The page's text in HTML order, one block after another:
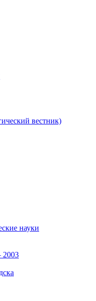
вестник)
науки
2003